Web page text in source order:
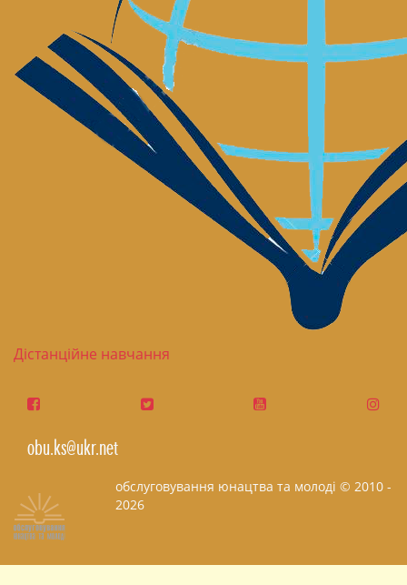
Дістанційне навчання
obu.ks@ukr.net
обслуговування юнацтва та молоді © 2010 -
2026